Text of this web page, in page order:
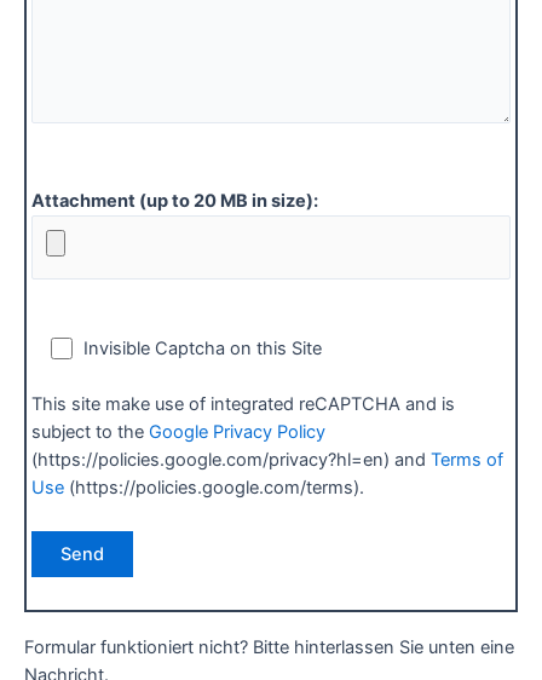
Attachment (up to 20 MB in size):
Invisible Captcha on this Site
This site make use of integrated reCAPTCHA and is
subject to the Google Privacy Policy
(https://policies.google.com/privacy?hl=en) and Terms of
Use (https://policies.google.com/terms).
Formular funktioniert nicht? Bitte hinterlassen Sie unten eine
Nachricht.